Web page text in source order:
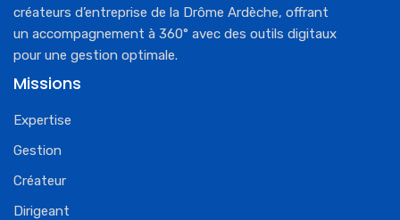
créateurs d’entreprise de la Drôme Ardèche, offrant
un accompagnement à 360° avec des outils digitaux
pour une gestion optimale.
Missions
Expertise
Gestion
Créateur
Dirigeant